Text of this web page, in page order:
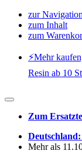
zur Navigation
zum Inhalt
zum
⚡️Mehr
Resin ab 10
Zum
Mehr als